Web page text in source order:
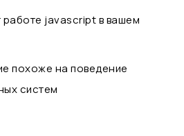
javascript в вашем
похоже на поведение
систем